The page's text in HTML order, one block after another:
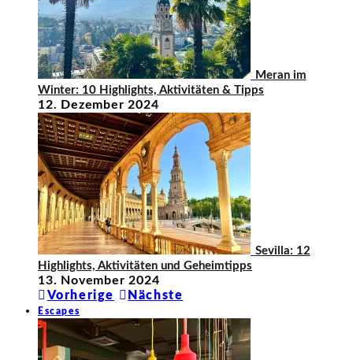
Meran im
Winter: 10 Highlights, Aktivitäten & Tipps
12. Dezember 2024
Sevilla: 12
Highlights, Aktivitäten und Geheimtipps
13. November 2024
Vorherige
Nächste
Escapes